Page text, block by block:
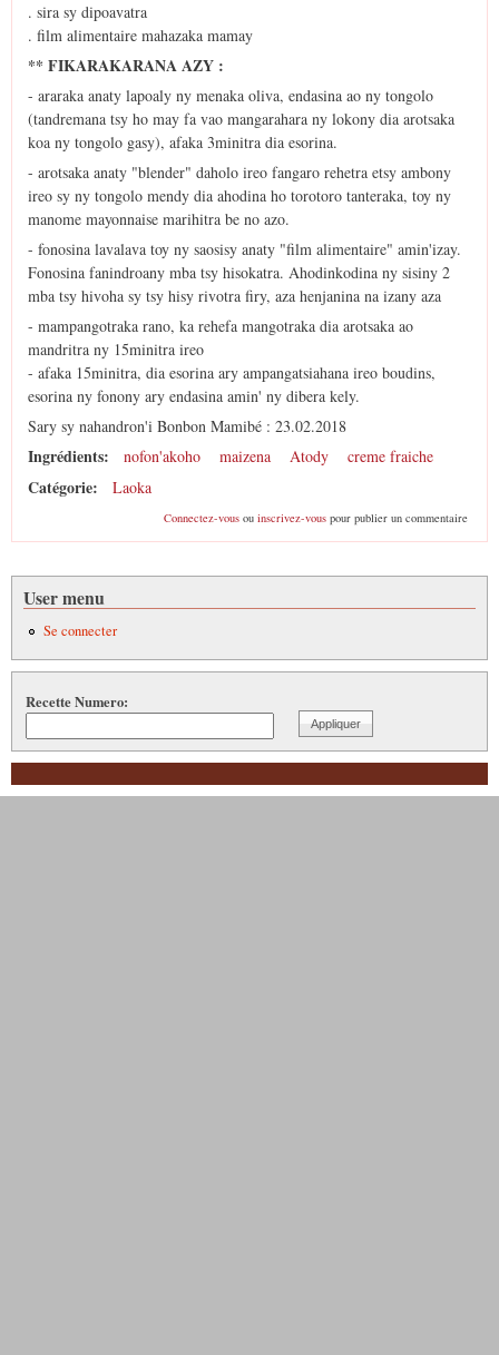
. sira sy dipoavatra
. film alimentaire mahazaka mamay
** FIKARAKARANA AZY :
- araraka anaty lapoaly ny menaka oliva, endasina ao ny tongolo
(tandremana tsy ho may fa vao mangarahara ny lokony dia arotsaka
koa ny tongolo gasy), afaka 3minitra dia esorina.
- arotsaka anaty "blender" daholo ireo fangaro rehetra etsy ambony
ireo sy ny tongolo mendy dia ahodina ho torotoro tanteraka, toy ny
manome mayonnaise marihitra be no azo.
- fonosina lavalava toy ny saosisy anaty "film alimentaire" amin'izay.
Fonosina fanindroany mba tsy hisokatra. Ahodinkodina ny sisiny 2
mba tsy hivoha sy tsy hisy rivotra firy, aza henjanina na izany aza
- mampangotraka rano, ka rehefa mangotraka dia arotsaka ao
mandritra ny 15minitra ireo
- afaka 15minitra, dia esorina ary ampangatsiahana ireo boudins,
esorina ny fonony ary endasina amin' ny dibera kely.
Sary sy nahandron'i Bonbon Mamibé : 23.02.2018
Ingrédients: nofon'akoho maizena Atody creme fraiche
Catégorie: Laoka
Connectez-vousou inscrivez-vouspour publier un commentaire
User menu
Se connecter
Recette Numero: